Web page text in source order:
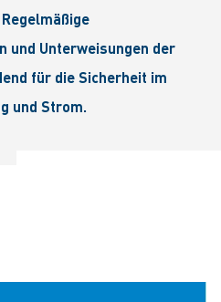
und Unterweisungen der
für die Sicherheit im
und Strom.